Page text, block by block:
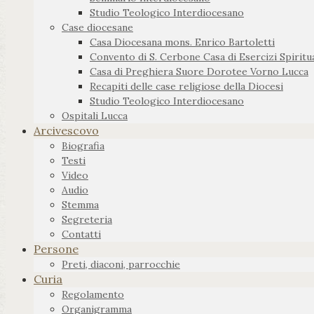
Studio Teologico Interdiocesano
Case diocesane
Casa Diocesana mons. Enrico Bartoletti
Convento di S. Cerbone Casa di Esercizi
Casa di Preghiera Suore Dorotee Vorno Lucca
Recapiti delle case religiose della Diocesi
Studio Teologico Interdiocesano
Ospitali Lucca
Arcivescovo
Biografia
Testi
Video
Audio
Stemma
Segreteria
Contatti
Persone
Preti, diaconi, parrocchie
Curia
Regolamento
Organigramma